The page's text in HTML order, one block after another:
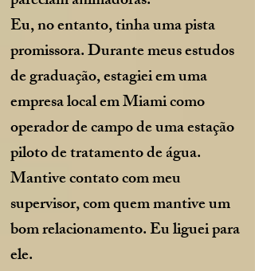
Eu, no entanto, tinha uma pista
promissora. Durante meus estudos
de graduação, estagiei em uma
empresa local em Miami como
operador de campo de uma estação
piloto de tratamento de água.
Mantive contato com meu
supervisor, com quem mantive um
bom relacionamento. Eu liguei para
ele.